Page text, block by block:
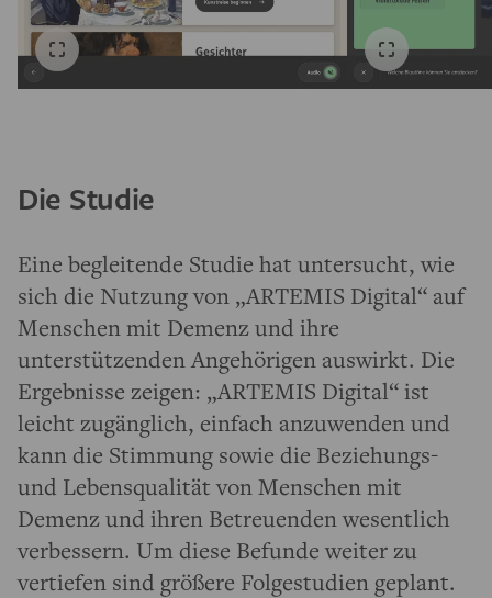
Die Studie
Eine begleitende Studie hat untersucht, wie
sich die Nutzung von „ARTEMIS Digital“ auf
Menschen mit Demenz und ihre
unterstützenden Angehörigen auswirkt. Die
Ergebnisse zeigen: „ARTEMIS Digital“ ist
leicht zugänglich, einfach anzuwenden und
kann die Stimmung sowie die Beziehungs-
und Lebensqualität von Menschen mit
Demenz und ihren Betreuenden wesentlich
verbessern. Um diese Befunde weiter zu
vertiefen sind größere Folgestudien geplant.